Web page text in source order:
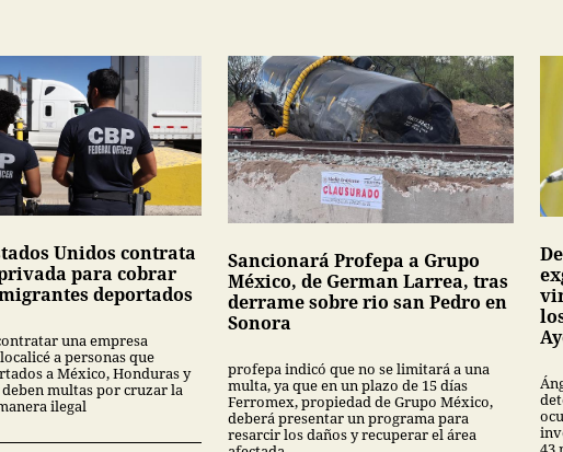
Unidos contrata
para cobrar
deportados
una empresa
a personas que
a México, Honduras y
multas por cruzar la
ilegal
Sancionará Profepa a Grupo
México, de German Larrea, tras
derrame sobre rio san Pedro en
Sonora
profepa indicó que no se limitará a una
multa, ya que en un plazo de 15 días
Ferromex, propiedad de Grupo México,
deberá presentar un programa para
resarcir los daños y recuperar el área